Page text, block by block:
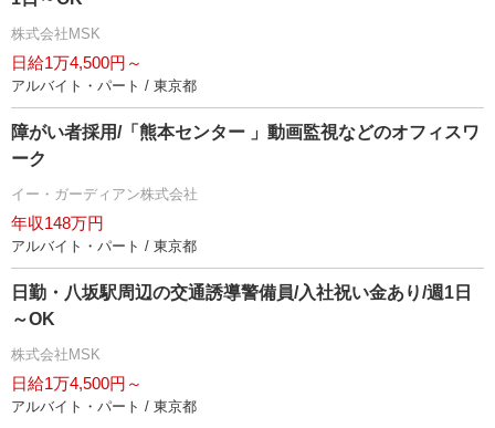
株式会社MSK
日給1万4,500円～
アルバイト・パート / 東京都
障がい者採用/「熊本センター 」動画監視などのオフィスワ
ーク
イー・ガーディアン株式会社
年収148万円
アルバイト・パート / 東京都
日勤・八坂駅周辺の交通誘導警備員/入社祝い金あり/週1日
～OK
株式会社MSK
日給1万4,500円～
アルバイト・パート / 東京都